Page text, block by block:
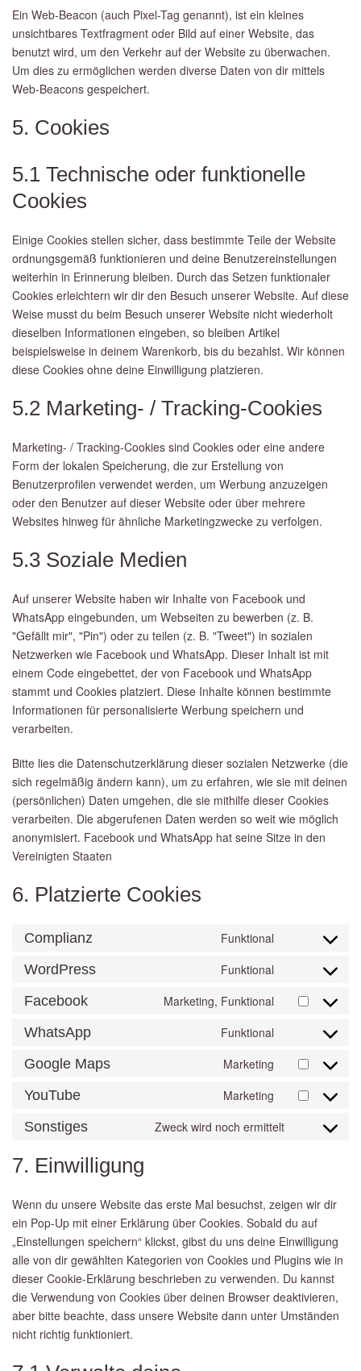
Ein Web-Beacon (auch Pixel-Tag genannt), ist ein kleines
unsichtbares Textfragment oder Bild auf einer Website, das
benutzt wird, um den Verkehr auf der Website zu überwachen.
Um dies zu ermöglichen werden diverse Daten von dir mittels
Web-Beacons gespeichert.
5. Cookies
5.1 Technische oder funktionelle
Cookies
Einige Cookies stellen sicher, dass bestimmte Teile der Website
ordnungsgemäß funktionieren und deine Benutzereinstellungen
weiterhin in Erinnerung bleiben. Durch das Setzen funktionaler
Cookies erleichtern wir dir den Besuch unserer Website. Auf diese
Weise musst du beim Besuch unserer Website nicht wiederholt
dieselben Informationen eingeben, so bleiben Artikel
beispielsweise in deinem Warenkorb, bis du bezahlst. Wir können
diese Cookies ohne deine Einwilligung platzieren.
5.2 Marketing- / Tracking-Cookies
Marketing- / Tracking-Cookies sind Cookies oder eine andere
Form der lokalen Speicherung, die zur Erstellung von
Benutzerprofilen verwendet werden, um Werbung anzuzeigen
oder den Benutzer auf dieser Website oder über mehrere
Websites hinweg für ähnliche Marketingzwecke zu verfolgen.
5.3 Soziale Medien
Auf unserer Website haben wir Inhalte von Facebook und
WhatsApp eingebunden, um Webseiten zu bewerben (z. B.
"Gefällt mir", "Pin") oder zu teilen (z. B. "Tweet") in sozialen
Netzwerken wie Facebook und WhatsApp. Dieser Inhalt ist mit
einem Code eingebettet, der von Facebook und WhatsApp
stammt und Cookies platziert. Diese Inhalte können bestimmte
Informationen für personalisierte Werbung speichern und
verarbeiten.
Bitte lies die Datenschutzerklärung dieser sozialen Netzwerke (die
sich regelmäßig ändern kann), um zu erfahren, wie sie mit deinen
(persönlichen) Daten umgehen, die sie mithilfe dieser Cookies
verarbeiten. Die abgerufenen Daten werden so weit wie möglich
anonymisiert. Facebook und WhatsApp hat seine Sitze in den
Vereinigten Staaten
6. Platzierte Cookies
Complianz Funktional
Consent
complianz
WordPress Funktional
Consent
wordpress
Facebook Marketing, Funktional
Consent
facebook
WhatsApp Funktional
Consent
whatsapp
Google Maps Marketing
Consent
google-
YouTube Marketing
Consent
Sonstiges Zweck wird noch ermittelt
Consent
sonstiges
7. Einwilligung
Wenn du unsere Website das erste Mal besuchst, zeigen wir dir
ein Pop-Up mit einer Erklärung über Cookies. Sobald du auf
„Einstellungen speichern“ klickst, gibst du uns deine Einwilligung
alle von dir gewählten Kategorien von Cookies und Plugins wie in
dieser Cookie-Erklärung beschrieben zu verwenden. Du kannst
die Verwendung von Cookies über deinen Browser deaktivieren,
aber bitte beachte, dass unsere Website dann unter Umständen
nicht richtig funktioniert.